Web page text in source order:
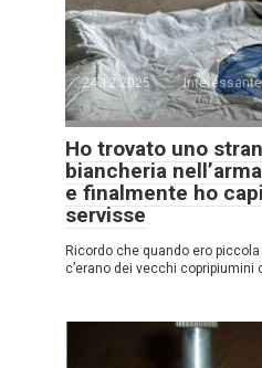
24.12.2025
Interessante
Ho trovato uno
biancheria
e finalmente ho
servisse
Ricordo che quando ero
c’erano dei vecchi copripiumini